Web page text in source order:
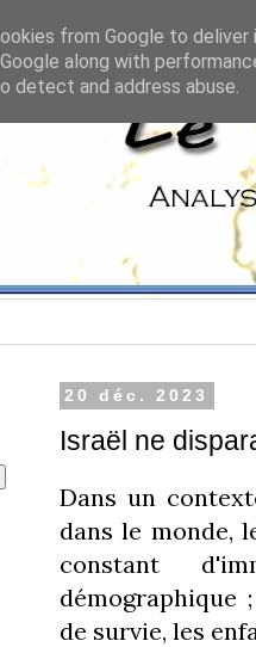
20 déc. 2023
Israël ne
Dans un
dans le monde,
constant
démographique
de survie, les
from Google to
along with
detect and address abuse.